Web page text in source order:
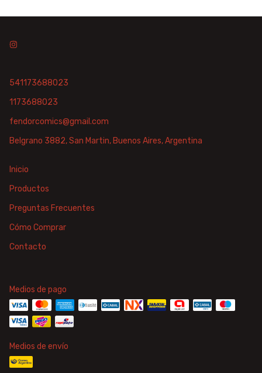
541173688023
1173688023
fendorcomics@gmail.com
Belgrano 3882, San Martin, Buenos Aires, Argentina
Inicio
Productos
Preguntas Frecuentes
Cómo Comprar
Contacto
Medios de pago
Medios de envío